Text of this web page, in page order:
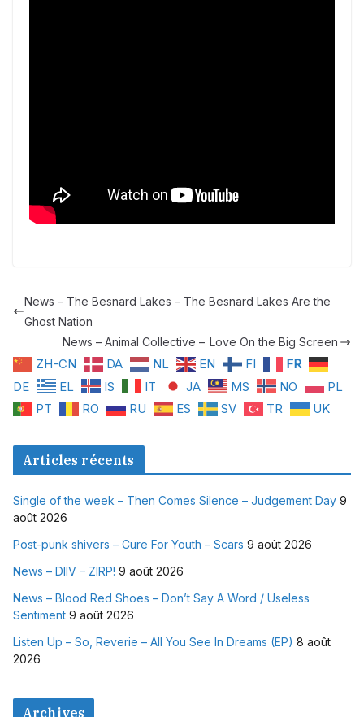
News – The Besnard Lakes – The Besnard Lakes Are the
Ghost Nation
News – Animal Collective – Love On the Big Screen
ZH-CN DA NL EN FI
FR
DE
EL IS IT JA MS NO
PL
PT
RO RU ES SV TR UK
Articles récents
Single of the week – Then Comes Silence – Judgement Day 9
août 2026
Post-punk shivers – Cure For Youth – Scars 9 août 2026
News – DIIV – ZIRP! 9 août 2026
News – Blood Red Shoes – Don’t Say A Word / Useless
Sentiment 9 août 2026
Listen Up – So, Reverie – All You See In Dreams (EP) 8 août
2026
Archives